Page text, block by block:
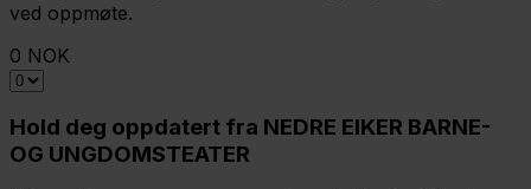
ved oppmøte.
0 NOK
Hold deg oppdatert fra NEDRE EIKER BARNE-
OG UNGDOMSTEATER